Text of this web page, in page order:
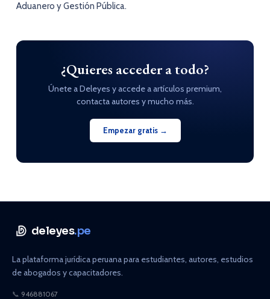
Aduanero y Gestión Pública.
¿Quieres acceder a todo?
Únete a Deleyes y accede a artículos premium,
contacta autores y mucho más.
Empezar gratis →
deleyes.pe
La plataforma jurídica peruana para estudiantes, autores, estudios
de abogados y capacitadores.
📞 946881067